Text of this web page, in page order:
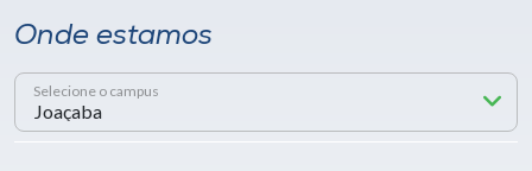
Onde estamos
Selecione o campus